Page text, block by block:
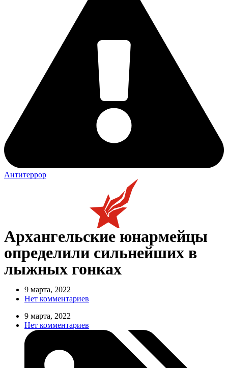
Антитеррор
Архангельские юнармейцы
определили сильнейших в
лыжных гонках
9 марта, 2022
Нет комментариев
9 марта, 2022
Нет комментариев